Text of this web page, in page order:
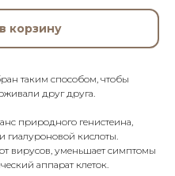
корзину
таким способом, чтобы
друг друга.
природного генистеина,
гиалуроновой кислоты.
вирусов, уменьшает симптомы
аппарат клеток.